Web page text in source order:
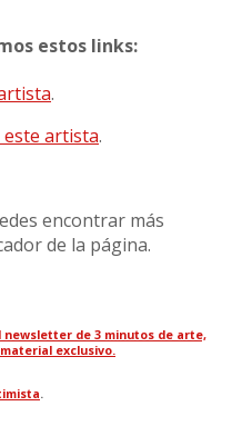
estos links:
.
artista.
encontrar más
de la página.
de 3 minutos de arte,
exclusivo.
.